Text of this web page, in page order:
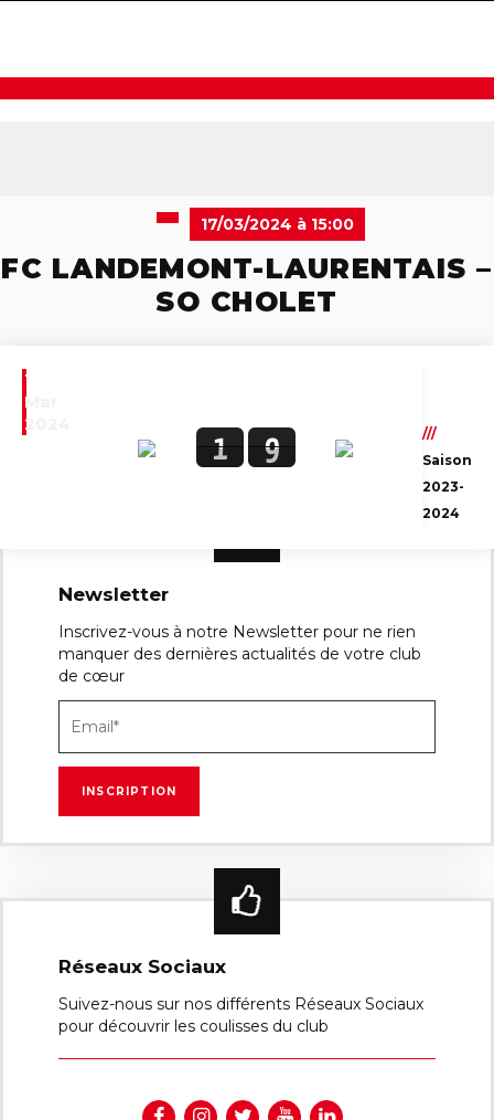
17/03/2024 à 15:00
FC LANDEMONT-LAURENTAIS –
SO CHOLET
17
Mar
2024
1 9
///
Saison
2023-
2024
Newsletter
Inscrivez-vous à notre Newsletter pour ne rien
manquer des dernières actualités de votre club
de cœur
Réseaux Sociaux
Suivez-nous sur nos différents Réseaux Sociaux
pour découvrir les coulisses du club